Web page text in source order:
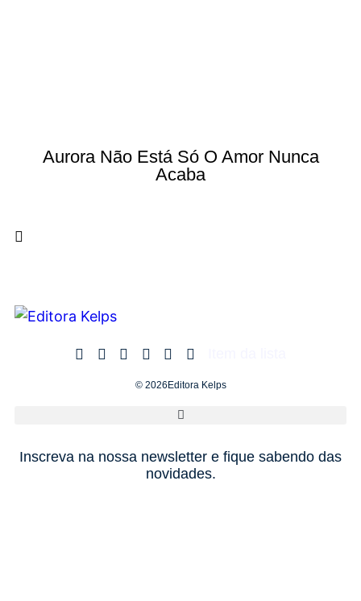
Aurora Não Está Só O Amor Nunca
Acaba
© 2026Editora Kelps
Inscreva na nossa newsletter e fique sabendo das
novidades.